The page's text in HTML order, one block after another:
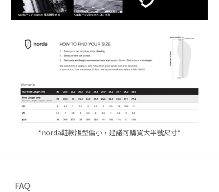
*norda鞋款版型偏小，建議可購買大半號尺寸*
FAQ